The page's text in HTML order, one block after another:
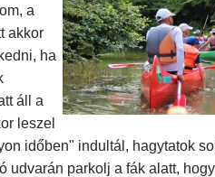
a
akkor
ha
áll a
leszel
időben" indultál, hagytatok
udvarán parkolj a fák alatt,